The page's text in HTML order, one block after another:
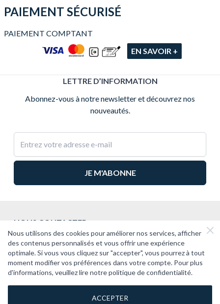
Nous utilisons des cookies pour améliorer nos services, afficher
des contenus personnalisés et vous offrir une expérience
optimale. Si vous vous cliquez sur "accepter", vous pourrez à tout
moment modifier vos préférences dans votre compte. Pour plus
d'informations, veuillez lire notre politique de confidentialité.
ACCEPTER
PAIEMENT SÉCURISÉ
PAIEMENT COMPTANT
EN SAVOIR +
LETTRE D’INFORMATION
Abonnez-vous à notre newsletter et découvrez nos
nouveautés.
Adresse e-mail
NOUS CONTACTER
2CV PASSION
SUPPORT